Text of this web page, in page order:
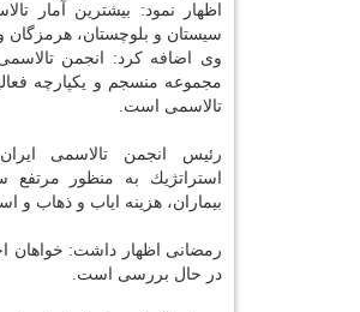
اظهار نمود: بیشترین آمار
سیستان و بلوچستان،
وی اضافه كرد: انجمن
مجموعه منسجم و یكپارچه
تالاسمی است.
رئیس انجمن تالاسمی
استراتژیك به منظور
بیماران، هزینه ایاب و ذهاب
رمضانی اظهار داشت: خواهان
در حال بررسی است.